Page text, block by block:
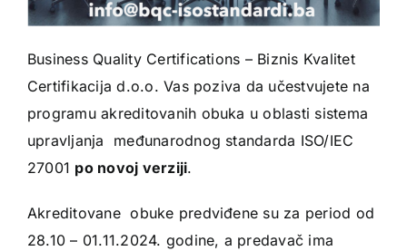
Business Quality Certifications – Biznis Kvalitet
Certifikacija d.o.o. Vas poziva da učestvujete na
programu akreditovanih obuka u oblasti sistema
upravljanja međunarodnog standarda ISO/IEC
27001 po novoj verziji.
Akreditovane obuke predviđene su za period od
28.10 – 01.11.2024. godine, a predavač ima